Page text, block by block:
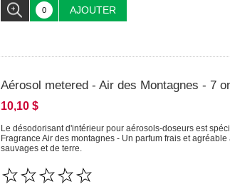
AJOUTER
Aérosol metered - Air des Montagnes - 7
10,10 $
Le désodorisant d'intérieur pour aérosols-doseurs est
Fragrance Air des montagnes - Un parfum frais et
sauvages et de terre.